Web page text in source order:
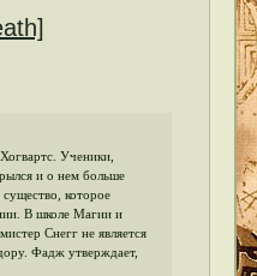
Ученики,
и о нем больше
которое
В школе Магии и
Снегг не является
Фадж утверждает,